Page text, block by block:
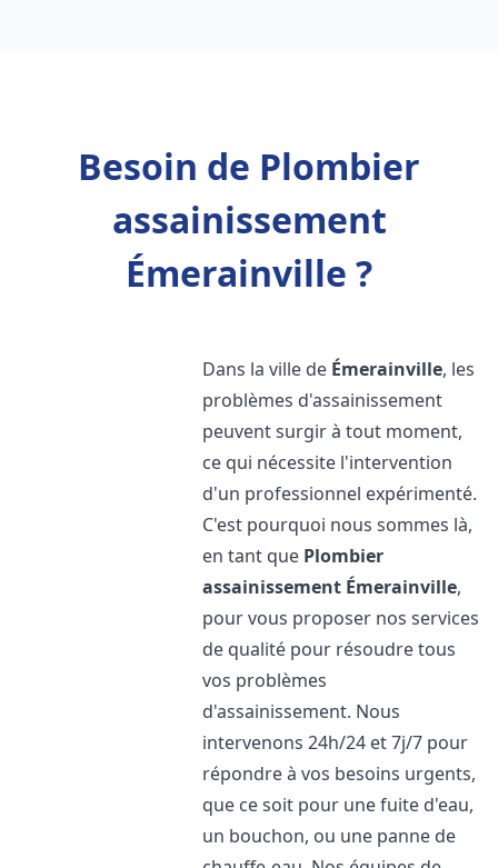
Besoin de Plombier
assainissement
Émerainville ?
Dans la ville de Émerainville, les
problèmes d'assainissement
peuvent surgir à tout moment,
ce qui nécessite l'intervention
d'un professionnel expérimenté.
C'est pourquoi nous sommes là,
en tant que Plombier
assainissement Émerainville,
pour vous proposer nos services
de qualité pour résoudre tous
vos problèmes
d'assainissement. Nous
intervenons 24h/24 et 7j/7 pour
répondre à vos besoins urgents,
que ce soit pour une fuite d'eau,
un bouchon, ou une panne de